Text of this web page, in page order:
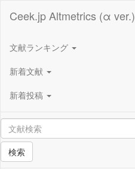
Ceek.jp Altmetrics (α ver.)
文献ランキング
新着文献
新着投稿
検索